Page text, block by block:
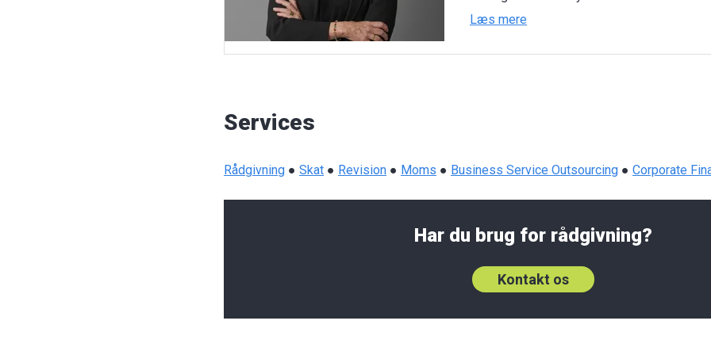
Læs mere
Services
Rådgivning ● Skat ● Revision ● Moms ● Business Service Outsourcing ● Corporate
Har du brug for rådgivning?
Kontakt os